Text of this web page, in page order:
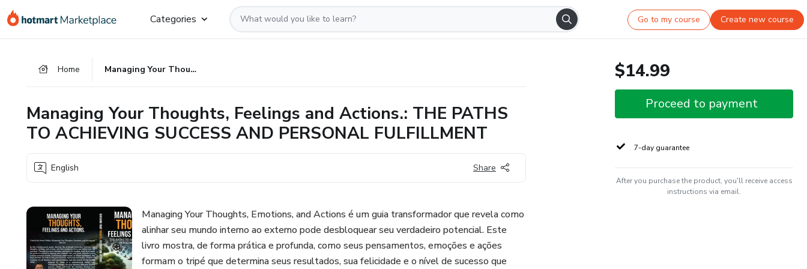
Go
Go
Go
Categories Go to my course Create new course
Home Managing Your Thoughts, Feelings and Actions.: THE PATHS TO ACHIEVING SUCCESS AND PERSONAL FULFILLMENT
Managing Your Thoughts, Feelings and Actions.: THE PATHS
TO ACHIEVING SUCCESS AND PERSONAL FULFILLMENT
English Share
Managing Your Thoughts, Emotions, and Actions é um guia transformador que revela como
alinhar seu mundo interno ao externo pode desbloquear seu verdadeiro potencial. Este
livro mostra, de forma prática e profunda, como seus pensamentos, emoções e ações
formam o tripé que determina seus resultados, sua felicidade e o nível de sucesso que
$14.99
Proceed to payment
7-day guarantee
After you purchase the product, you'll receive access
instructions via email.